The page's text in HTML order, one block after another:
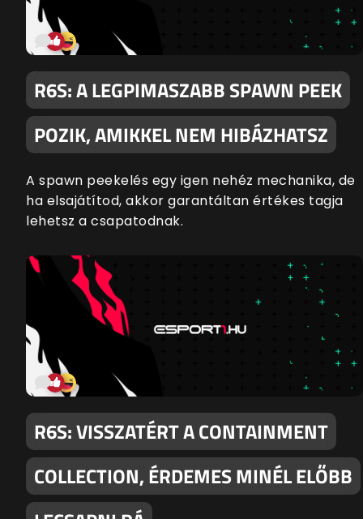
R6S: A LEGPIMASZABB SPAWN PEEK
POZIK, AMIKKEL NEM HIBÁZHATSZ
A spawn peekelés egy igen nehéz mechanika, de
ha elsajátítod, akkor garantáltan értékes tagja
lehetsz a csapatodnak.
R6S: VISSZATÉRT A CONTAINMENT
COLLECTION, ÉRDEMES MINÉL ELŐBB